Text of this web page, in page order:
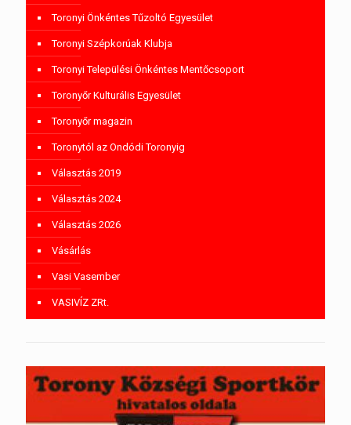
Toronyi Önkéntes Tűzoltó Egyesület
Toronyi Szépkorúak Klubja
Toronyi Települési Önkéntes Mentőcsoport
Toronyőr Kulturális Egyesület
Toronyőr magazin
Toronytól az Ondódi Toronyig
Választás 2019
Választás 2024
Választás 2026
Vásárlás
Vasi Vasember
VASIVÍZ ZRt.